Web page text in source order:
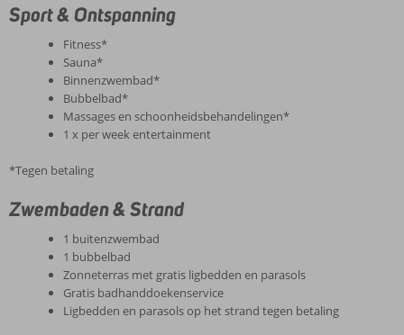
Sport & Ontspanning
Fitness*
Sauna*
Binnenzwembad*
Bubbelbad*
Massages en schoonheidsbehandelingen*
1 x per week entertainment
*Tegen betaling
Zwembaden & Strand
1 buitenzwembad
1 bubbelbad
Zonneterras met gratis ligbedden en parasols
Gratis badhanddoekenservice
Ligbedden en parasols op het strand tegen betaling